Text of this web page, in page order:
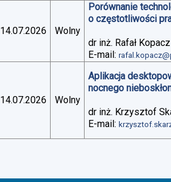
14.07.2026 Wolny
Porównanie
o częstotliwości
dr inż. Rafał Kopacz
E-mail:
14.07.2026 Wolny
Aplikacja
nocnego
dr inż. Krzysztof
E-mail: